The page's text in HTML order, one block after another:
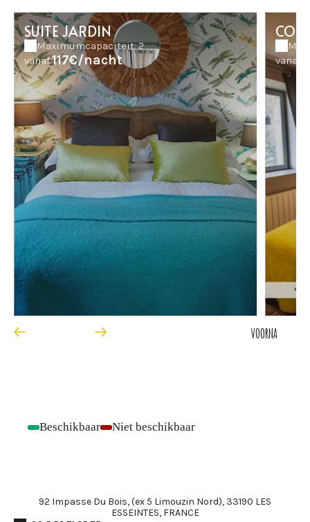
SUITE JARDIN
Maximumcapaciteit: 2
vanaf117€/nacht
COSY
vanaf
VOORNA
- Beschikbaar - Niet beschikbaar
92 Impasse Du Bois, (ex 5 Limouzin Nord), 33190 LES
ESSEINTES, FRANCE